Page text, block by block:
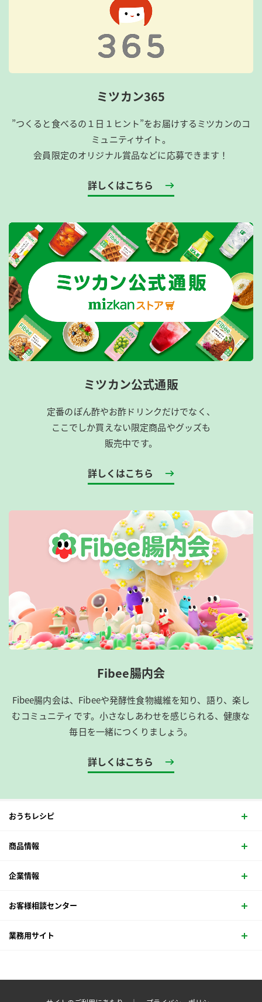
ミツカン365
”つくると食べるの１日１ヒント”をお届けするミツカンのコ
ミュニティサイト。
会員限定のオリジナル賞品などに応募できます！
詳しくはこちら
ミツカン公式通販
定番のぽん酢やお酢ドリンクだけでなく、
ここでしか買えない限定商品やグッズも
販売中です。
詳しくはこちら
Fibee腸内会
Fibee腸内会は、​Fibeeや発酵性食物繊維を知り、語り、楽し
むコミュニティです。​小さなしあわせを感じられる、健康な
毎日を一緒につくりましょう。
詳しくはこちら
おうちレシピ
商品情報
企業情報
お客様相談センター
業務用サイト